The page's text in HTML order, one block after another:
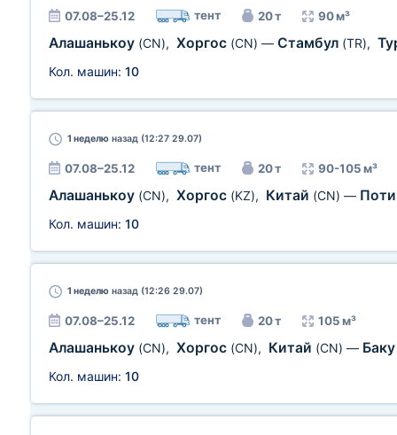
07.08–25.12 тент 20 т 90 м³
Алашанькоу (CN), Хоргос (CN) — Стамбул (TR),
Кол. машин: 10
1 неделю назад (12:27 29.07)
07.08–25.12 тент 20 т 90-105 м³
Алашанькоу (CN), Хоргос (KZ), Китай (CN) —
Кол. машин: 10
1 неделю назад (12:26 29.07)
07.08–25.12 тент 20 т 105 м³
Алашанькоу (CN), Хоргос (CN), Китай (CN) —
Кол. машин: 10